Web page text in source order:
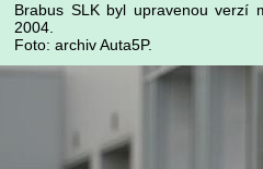
Brabus SLK byl upravenou verzí
2004.
Foto: archiv Auta5P.